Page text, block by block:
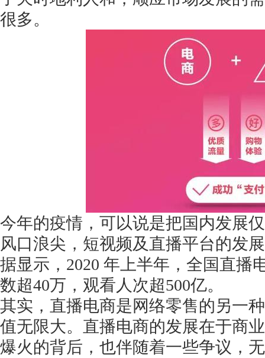
很多。
今年的疫情，可以说是把国内发展仅
风口浪尖，短视频及直播平台的发
据显示，2020 年上半年，全国直播
数超40万，观看人次超500亿。
其实，直播电商是网络零售的另一
值无限大。直播电商的发展在于商
爆火的背后，也伴随着一些争议，
获得产品报价方案
1万个想法不如1次的方案落地